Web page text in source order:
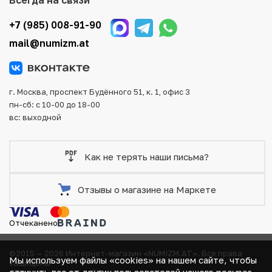
оплаты и доставки заказа. Все отправления надежно и
тщательно упаковываются, что исключает возможность
повреждения во время доставки.
+7 (985) 008-91-90
mail@numizm.at
г. Москва, проспект Будённого 51, к. 1, офис 3
пн-сб: с 10-00 до 18-00
вс: выходной
©2015 — 2026 Интернет-магазин «NUMIZM.AT». Все права
защищены
Как не терять наши письма?
Отзывы о магазине на Маркете
Отчеканено
Мы используем файлы «cookies» на нашем сайте, чтобы